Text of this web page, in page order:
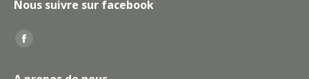
Nous suivre sur facebook
Trouvez nous sur :
La